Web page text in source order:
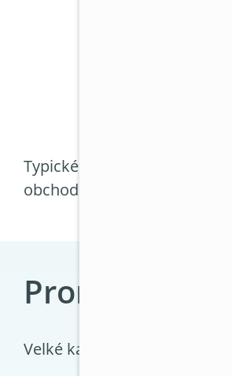
Typické je, že zde pracuje
obchodní tým, programátoři
Proměnné,
Velké kanceláře jsou